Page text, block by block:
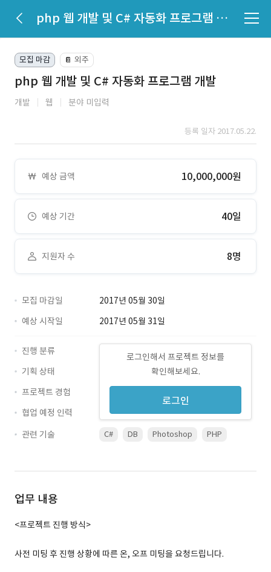
php 웹 개발 및 C# 자동화 프로그램 개발
모집 마감 📔 외주
php 웹 개발 및 C# 자동화 프로그램 개발
개발 웹 분야 미입력
등록 일자 2017.05.22.
예상 금액 10,000,000원
예상 기간 40일
지원자 수 8명
모집 마감일
2017년 05월 30일
예상 시작일
2017년 05월 31일
로그인해서 프로젝트 정보를
확인해보세요.
로그인
진행 분류
기획 상태
프로젝트 경험
협업 예정 인력
관련 기술
C# DB Photoshop PHP
업무 내용
<프로젝트 진행 방식>
사전 미팅 후 진행 상황에 따른 온, 오프 미팅을 요청드립니다.